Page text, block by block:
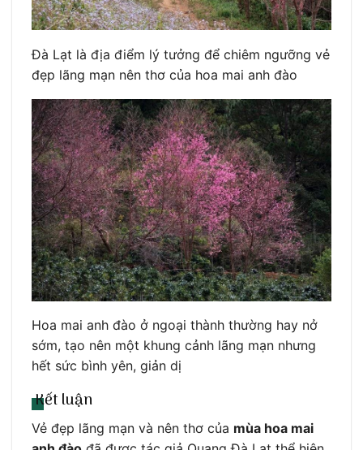
Đà Lạt là địa điểm lý tưởng để chiêm ngưỡng vẻ
đẹp lãng mạn nên thơ của hoa mai anh đào
Hoa mai anh đào ở ngoại thành thường hay nở
sớm, tạo nên một khung cảnh lãng mạn nhưng
hết sức bình yên, giản dị
Kết luận
Vẻ đẹp lãng mạn và nên thơ của mùa hoa mai